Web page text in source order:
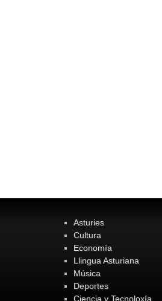
Asturies
Cultura
Economía
Llingua Asturiana
Música
Deportes
Ciencia y Tecnoloxía